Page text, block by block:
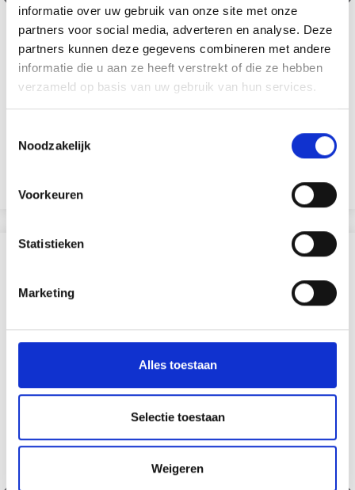
informatie over uw gebruik van onze site met onze
partners voor social media, adverteren en analyse. Deze
partners kunnen deze gegevens combineren met andere
informatie die u aan ze heeft verstrekt of die ze hebben
verzameld op basis van uw gebruik van hun services.
Noodzakelijk
Voorkeuren
Statistieken
Marketing
Alles toestaan
Selectie toestaan
Weigeren
203-21 PARFUM D'AUTOMNE PAR DROPS DESIGN